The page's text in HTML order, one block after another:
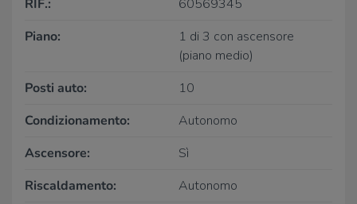
RIF.:
60569345
Piano:
1 di 3 con ascensore
(piano medio)
Posti auto:
10
Condizionamento:
Autonomo
Ascensore:
Sì
Riscaldamento:
Autonomo